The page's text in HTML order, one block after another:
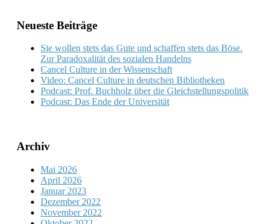
Neueste Beiträge
Sie wollen stets das Gute und schaffen stets das Böse.
Zur Paradoxalität des sozialen Handelns
Cancel Culture in der Wissenschaft
Video: Cancel Culture in deutschen Bibliotheken
Podcast: Prof. Buchholz über die Gleichstellungspolitik
Podcast: Das Ende der Universität
Archiv
Mai 2026
April 2026
Januar 2023
Dezember 2022
November 2022